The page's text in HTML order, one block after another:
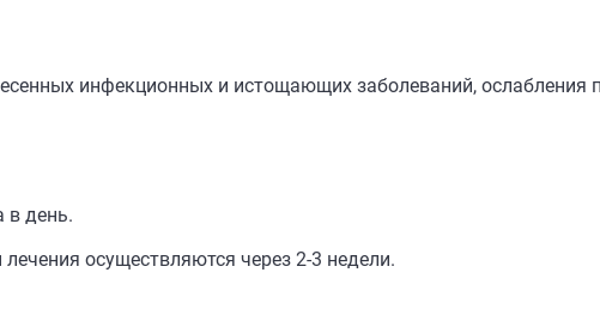
инфекционных и истощающих заболеваний, ослабления
в день.
осуществляются через 2-3 недели.